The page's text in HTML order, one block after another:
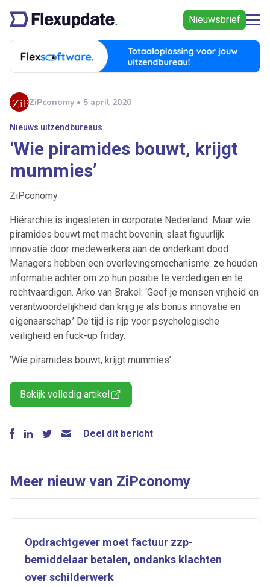
Nieuwsbrief
ZiPconomy • 5 april 2020
Nieuws uitzendbureaus
‘Wie piramides bouwt, krijgt
mummies’
ZiPconomy
Hiërarchie is ingesleten in corporate Nederland. Maar wie
piramides bouwt met macht bovenin, slaat figuurlijk
innovatie door medewerkers aan de onderkant dood.
Managers hebben een overlevingsmechanisme: ze houden
informatie achter om zo hun positie te verdedigen en te
rechtvaardigen. Arko van Brakel: ‘Geef je mensen vrijheid en
verantwoordelijkheid dan krijg je als bonus innovatie en
eigenaarschap.’ De tijd is rijp voor psychologische
veiligheid en fuck-up friday.
‘Wie piramides bouwt, krijgt mummies’
Bekijk volledig artikel
Deel dit bericht
Meer nieuw van ZiPconomy
Opdrachtgever moet factuur zzp-
bemiddelaar betalen, ondanks klachten
over schilderwerk